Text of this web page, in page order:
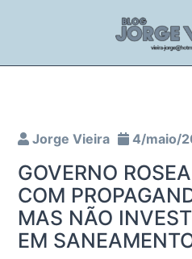
Jorge Vieira 4/maio/
GOVERNO
COM
MAS NÃO
EM